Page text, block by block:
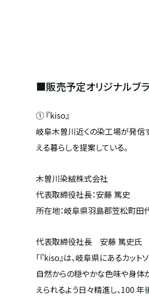
■販売予定オリジナルブ
① 『kiso』
岐阜木曽川近くの染工場が発信
える暮らしを提案している。
木曽川染絨株式会社
代表取締役社長：安藤 篤史
所在地：岐阜県羽島郡笠松町田
代表取締役社長 安藤 篤史氏
「『kiso』は、岐阜県にあるカッ
自然からの穏やかな色味や身体
えられるよう日々精進し、100 年